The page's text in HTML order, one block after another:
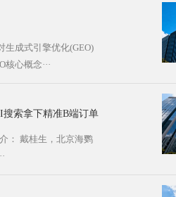
生成式引擎优化(GEO)
心概念···
索拿下精准B端订单
： 戴桂生，北京海鹦